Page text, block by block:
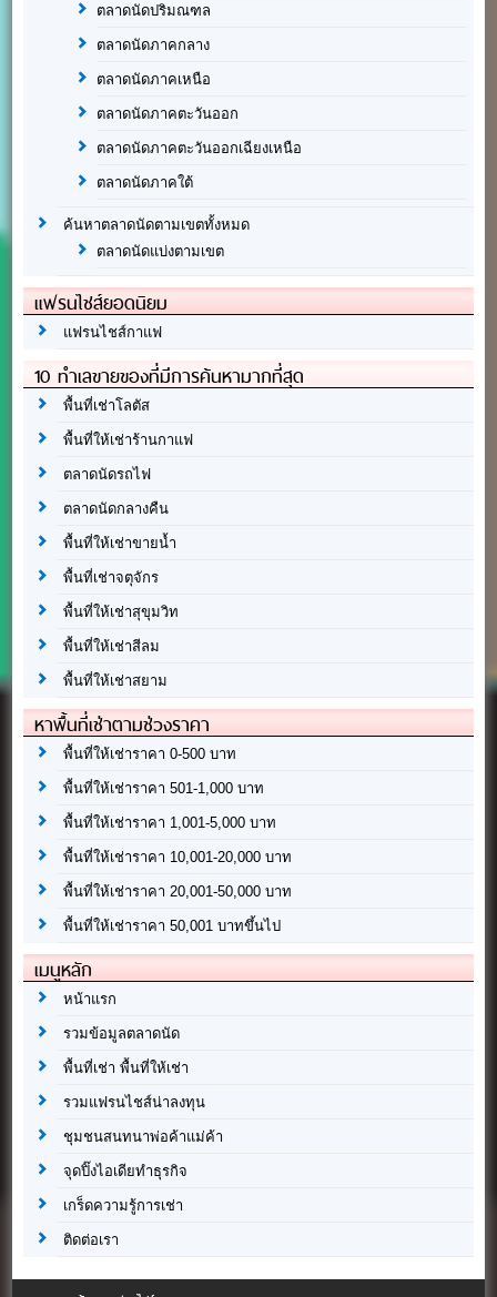
ตลาดนัดปริมณฑล
ตลาดนัดภาคกลาง
ตลาดนัดภาคเหนือ
ตลาดนัดภาคตะวันออก
ตลาดนัดภาคตะวันออกเฉียงเหนือ
ตลาดนัดภาคใต้
ค้นหาตลาดนัดตามเขตทั้งหมด
ตลาดนัดแบ่งตามเขต
แฟรนไชส์ยอดนิยม
แฟรนไชส์กาแฟ
10 ทำเลขายของที่มีการค้นหามากที่สุด
พื้นที่เช่าโลตัส
พื้นที่ให้เช่าร้านกาแฟ
ตลาดนัดรถไฟ
ตลาดนัดกลางคืน
พื้นที่ให้เช่าขายน้ำ
พื้นที่เช่าจตุจักร
พื้นที่ให้เช่าสุขุมวิท
พื้นที่ให้เช่าสีลม
พื้นที่ให้เช่าสยาม
หาพื้นที่เช่าตามช่วงราคา
พื้นที่ให้เช่าราคา 0-500 บาท
พื้นที่ให้เช่าราคา 501-1,000 บาท
พื้นที่ให้เช่าราคา 1,001-5,000 บาท
พื้นที่ให้เช่าราคา 10,001-20,000 บาท
พื้นที่ให้เช่าราคา 20,001-50,000 บาท
พื้นที่ให้เช่าราคา 50,001 บาทขึ้นไป
เมนูหลัก
หน้าแรก
รวมข้อมูลตลาดนัด
พื้นที่เช่า พื้นที่ให้เช่า
รวมแฟรนไชส์น่าลงทุน
ชุมชนสนทนาพ่อค้าแม่ค้า
จุดปิ๊งไอเดียทำธุรกิจ
เกร็ดความรู้การเช่า
ติดต่อเรา